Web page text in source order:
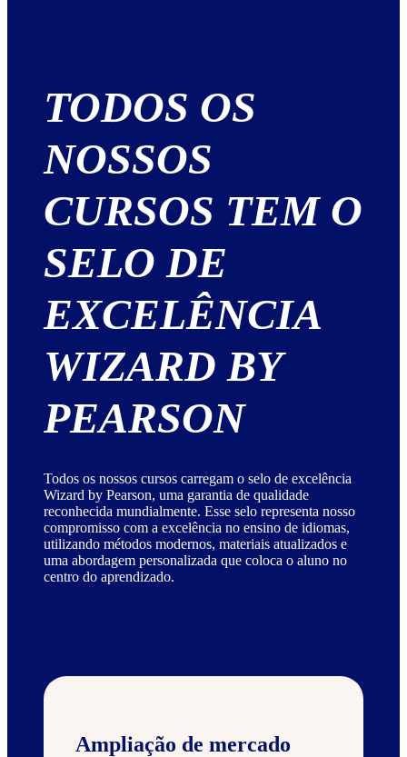
TODOS OS
NOSSOS
CURSOS TEM O
SELO DE
EXCELÊNCIA
WIZARD BY
PEARSON
Todos os nossos cursos carregam o selo de excelência
Wizard by Pearson, uma garantia de qualidade
reconhecida mundialmente. Esse selo representa nosso
compromisso com a excelência no ensino de idiomas,
utilizando métodos modernos, materiais atualizados e
uma abordagem personalizada que coloca o aluno no
centro do aprendizado.
Ampliação de mercado